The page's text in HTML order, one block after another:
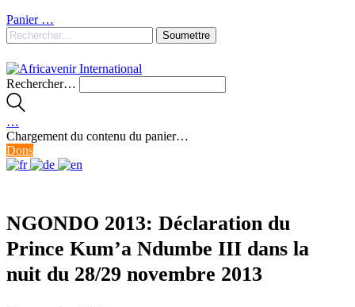
Panier …
Rechercher…
…
Chargement du contenu du panier…
Dons
NGONDO 2013: Déclaration du
Prince Kum’a Ndumbe III dans la
nuit du 28/29 novembre 2013